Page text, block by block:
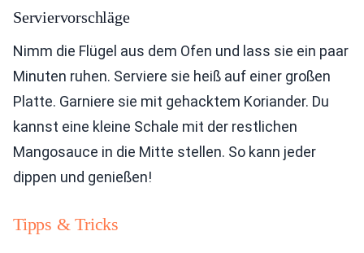
Serviervorschläge
Nimm die Flügel aus dem Ofen und lass sie ein paar
Minuten ruhen. Serviere sie heiß auf einer großen
Platte. Garniere sie mit gehacktem Koriander. Du
kannst eine kleine Schale mit der restlichen
Mangosauce in die Mitte stellen. So kann jeder
dippen und genießen!
Tipps & Tricks